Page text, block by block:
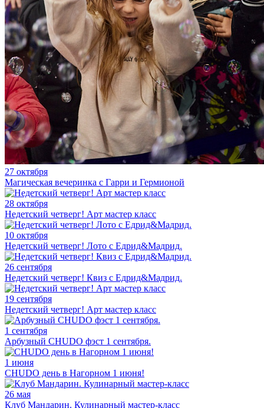
27 октября
Магическая вечеринка с Гарри и Гермионой
28 октября
Недетский четверг! Арт мастер класс
10 октября
Недетский четверг! Лото с Едрид&Мадрид.
26 сентября
Недетский четверг! Квиз с Едрид&Мадрид.
19 сентября
Недетский четверг! Арт мастер класс
1 сентября
Арбузный CHUDO фэст 1 сентября.
1 июня
CHUDO день в Нагорном 1 июня!
26 мая
Клуб Мандарин. Кулинарный мастер-класс